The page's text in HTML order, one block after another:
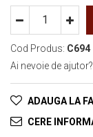
Cod Produs: C694
Ai nevoie de ajutor?
ADAUGA LA
CERE